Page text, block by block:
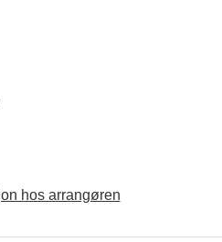
hos arrangøren